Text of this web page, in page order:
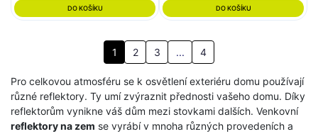
DO KOŠÍKU DO KOŠÍKU
1 2 3 ... 4
Pro celkovou atmosféru se k osvětlení exteriéru domu používají
různé reflektory. Ty umí zvýraznit přednosti vašeho domu. Díky
reflektorům vynikne váš dům mezi stovkami dalších. Venkovní
reflektory na zem se vyrábí v mnoha různých provedeních a